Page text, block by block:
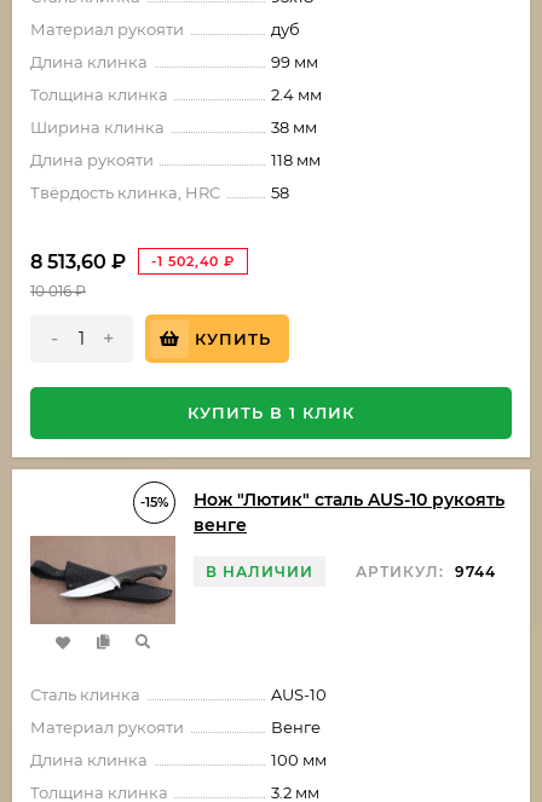
Материал рукояти
дуб
Длина клинка
99 мм
Толщина клинка
2.4 мм
Ширина клинка
38 мм
Длина рукояти
118 мм
Твёрдость клинка, HRC
58
8 513,60 ₽ -1 502,40 ₽
10 016₽
- + КУПИТЬ
КУПИТЬ В 1 КЛИК
-15%
Нож "Лютик" сталь AUS-10 рукоять
венге
В НАЛИЧИИ АРТИКУЛ: 9744
Сталь клинка
AUS-10
Материал рукояти
Венге
Длина клинка
100 мм
Толщина клинка
3.2 мм